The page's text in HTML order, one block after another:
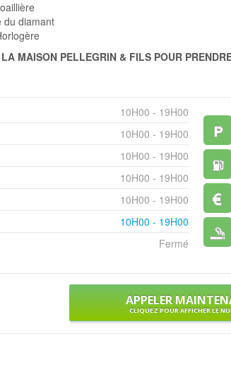
du diamant
MAISON PELLEGRIN & FILS POUR
10H00 - 19H00
10H00 - 19H00
10H00 - 19H00
10H00 - 19H00
10H00 - 19H00
10H00 - 19H00
Fermé
APPELER
CLIQUEZ POUR AFFICHER LE